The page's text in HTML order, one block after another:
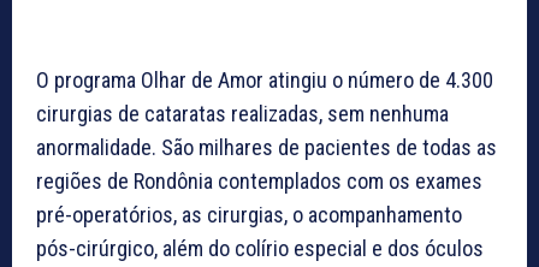
O programa Olhar de Amor atingiu o número de 4.300
cirurgias de cataratas realizadas, sem nenhuma
anormalidade. São milhares de pacientes de todas as
regiões de Rondônia contemplados com os exames
pré-operatórios, as cirurgias, o acompanhamento
pós-cirúrgico, além do colírio especial e dos óculos